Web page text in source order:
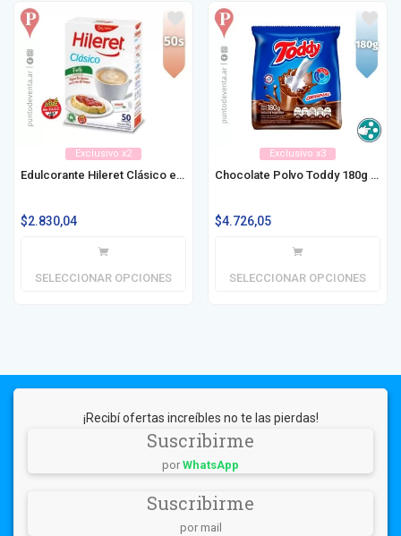
Exclusivo x2
Edulcorante Hileret Clásico en Sobre 50u / 100u
$2.830,04
SELECCIONAR OPCIONES
Exclusivo x3
Chocolate Polvo Toddy 180g / 360g
$4.726,05
SELECCIONAR OPCIONES
¡Recibí ofertas increíbles no te las pierdas!
Suscribirme
por WhatsApp
Suscribirme
por mail